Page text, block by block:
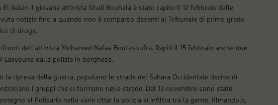
El Aaiún il giovane attivista Ghali Bouhala è stato rapito il 12 febbraio dalle
notizia fino a quando non è comparso davanti al Tribunale di primo grado
di droga.
dell’attivista Mohamed Nafaa Boutasoufra. Rapiti il 15 febbraio anche due
Laayoune dalla polizia in borghese.
la ripresa della guerra, popolano le strade del Sahara Occidentale decine di
i gruppi che si formano nelle strade. Dal 13 novembre sono state
al Polisario nelle varie città: la polizia si infiltra tra la gente, filmandola,